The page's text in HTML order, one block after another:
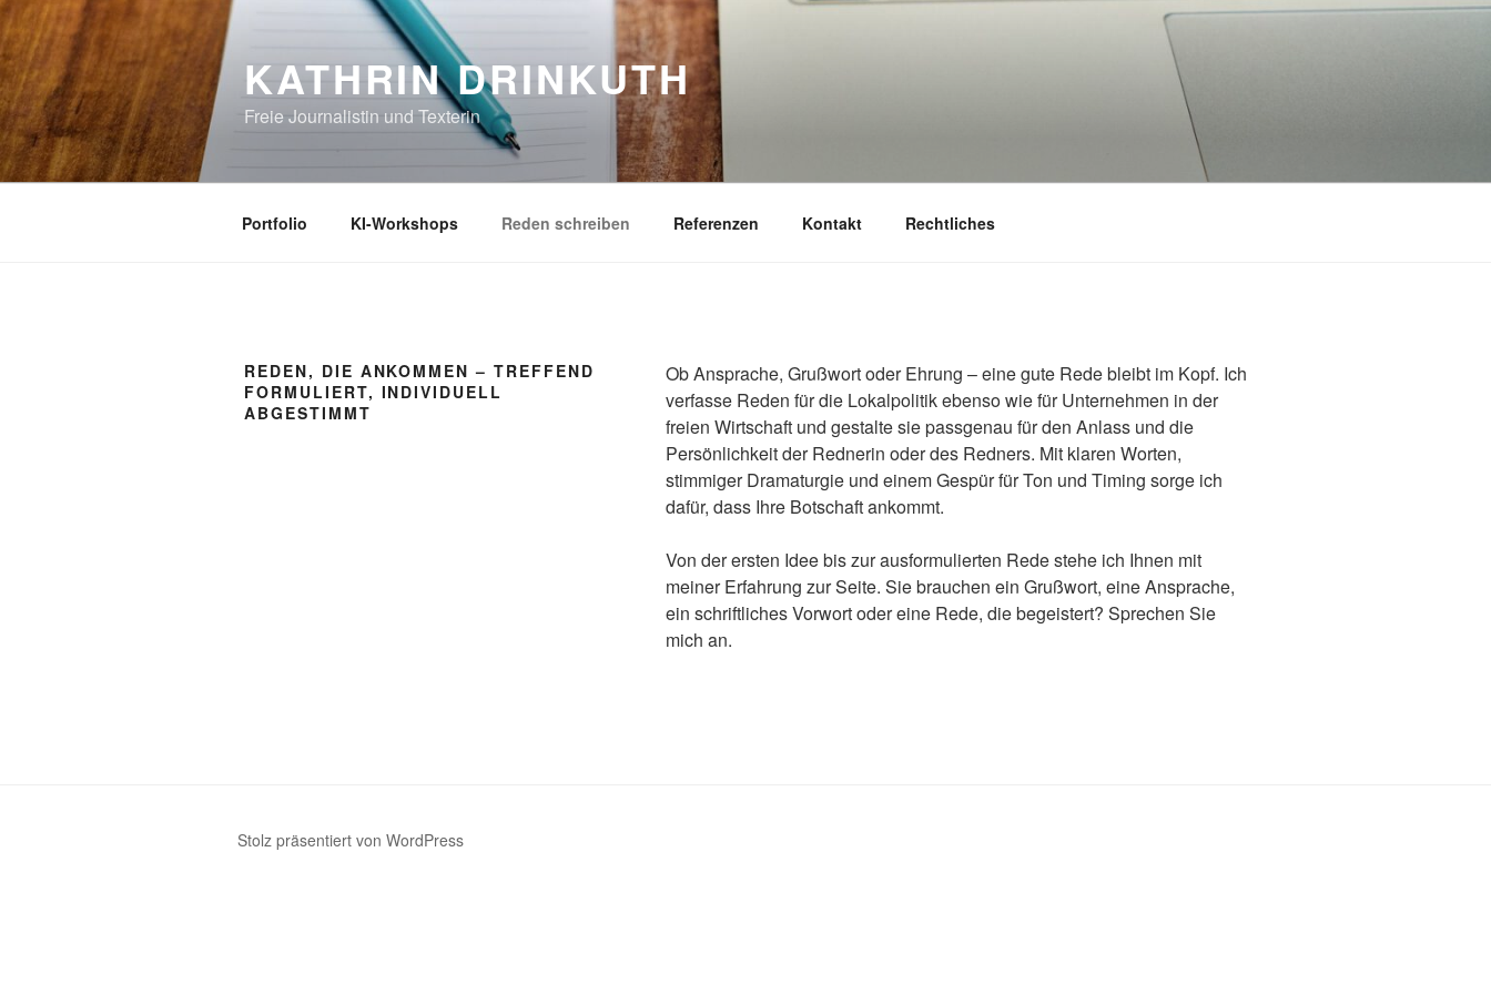
Zum
Inhalt
springen
KATHRIN DRINKUTH
Freie Journalistin und Texterin
Portfolio KI-Workshops Reden schreiben Referenzen Kontakt Rechtliches
REDEN, DIE ANKOMMEN – TREFFEND
FORMULIERT, INDIVIDUELL
ABGESTIMMT
Ob Ansprache, Grußwort oder Ehrung – eine gute Rede bleibt im Kopf. Ich
verfasse Reden für die Lokalpolitik ebenso wie für Unternehmen in der
freien Wirtschaft und gestalte sie passgenau für den Anlass und die
Persönlichkeit der Rednerin oder des Redners. Mit klaren Worten,
stimmiger Dramaturgie und einem Gespür für Ton und Timing sorge ich
dafür, dass Ihre Botschaft ankommt.
Von der ersten Idee bis zur ausformulierten Rede stehe ich Ihnen mit
meiner Erfahrung zur Seite. Sie brauchen ein Grußwort, eine Ansprache,
ein schriftliches Vorwort oder eine Rede, die begeistert? Sprechen Sie
mich an.
Stolz präsentiert von WordPress